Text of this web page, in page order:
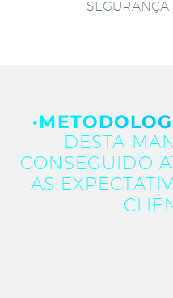
DESTA
CONSEGUIDO
AS